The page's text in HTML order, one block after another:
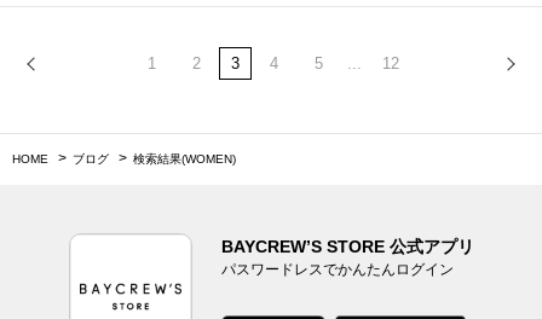
1 2 3 4 5 ... 12
HOME ブログ 検索結果(WOMEN)
BAYCREW’S STORE 公式アプリ
パスワードレスでかんたんログイン